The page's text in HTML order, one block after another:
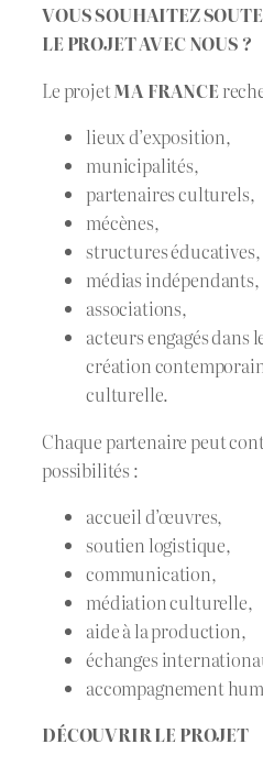
VOUS SOUHAITEZ
LE PROJET AVEC NOUS ?
Le projetMA FRANCE
lieux d’exposition,
municipalités,
partenaires culturels,
mécènes,
structures éducatives,
médias indépendants,
associations,
acteurs engagés dans
création
culturelle.
Chaque partenaire peut
possibilités :
accueil d’œuvres,
soutien logistique,
communication,
médiation culturelle,
aide à la production,
échanges
accompagnement
DÉCOUVRIR LE PROJET